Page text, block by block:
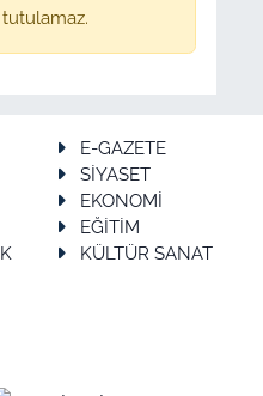
E-GAZETE
SİYASET
EKONOMİ
EĞİTİM
KÜLTÜR SANAT